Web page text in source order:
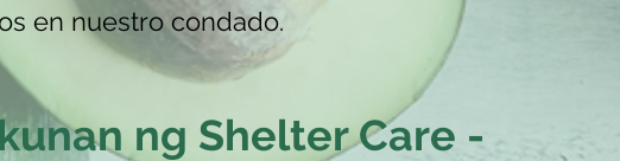
en nuestro condado.
ng Shelter Care -